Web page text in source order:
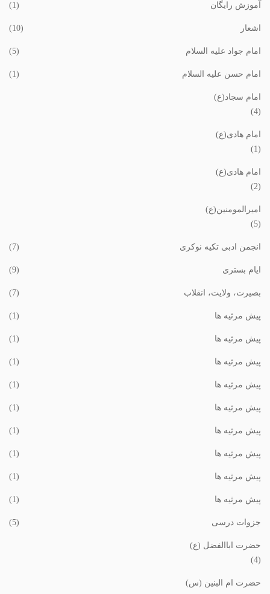
آموزش رایگان (1)
اشعار (10)
امام جواد علیه السلام (5)
امام حسن علیه السلام (1)
امام سجاد(ع)
(4)
امام هادی(ع)
(1)
امام هادی(ع)
(2)
امیرالمومنین(ع)
(5)
انجمن ادبی تکیه نوکری (7)
ایام بستری (9)
بصیرت، ولایت، انقلاب (7)
پیش مرثیه ها (1)
پیش مرثیه ها (1)
پیش مرثیه ها (1)
پیش مرثیه ها (1)
پیش مرثیه ها (1)
پیش مرثیه ها (1)
پیش مرثیه ها (1)
پیش مرثیه ها (1)
پیش مرثیه ها (1)
جزوات درسی (5)
حضرت اباالفضل (ع)
(4)
حضرت ام البنین (س)